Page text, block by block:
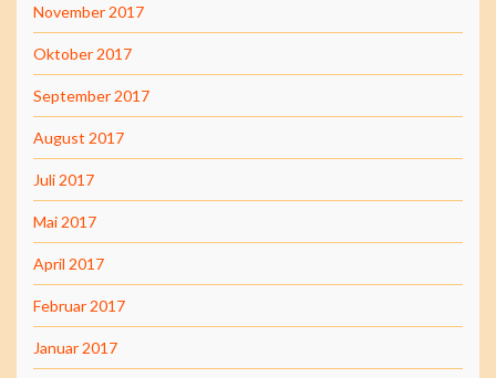
November 2017
Oktober 2017
September 2017
August 2017
Juli 2017
Mai 2017
April 2017
Februar 2017
Januar 2017